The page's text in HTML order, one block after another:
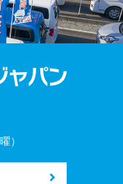
）